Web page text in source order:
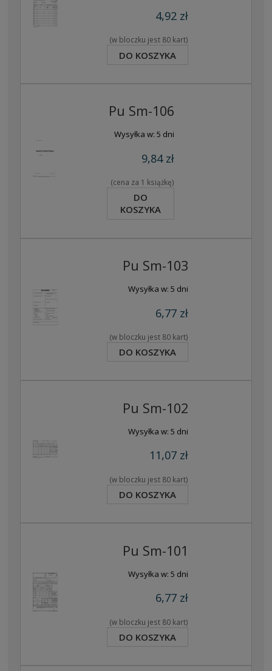
4,92 zł
(w bloczku jest 80 kart)
DO KOSZYKA
Pu Sm-106
Wysyłka w: 5 dni
9,84 zł
(cena za 1 książkę)
DO
KOSZYKA
Pu Sm-103
Wysyłka w: 5 dni
6,77 zł
(w bloczku jest 80 kart)
DO KOSZYKA
Pu Sm-102
Wysyłka w: 5 dni
11,07 zł
(w bloczku jest 80 kart)
DO KOSZYKA
Pu Sm-101
Wysyłka w: 5 dni
6,77 zł
(w bloczku jest 80 kart)
DO KOSZYKA